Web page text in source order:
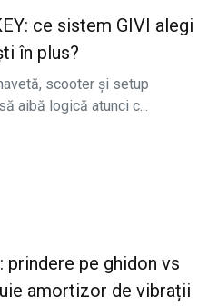
ce sistem GIVI alegi
în plus?
scooter și setup
aibă logică atunci c...
prindere pe ghidon vs
amortizor de vibrații